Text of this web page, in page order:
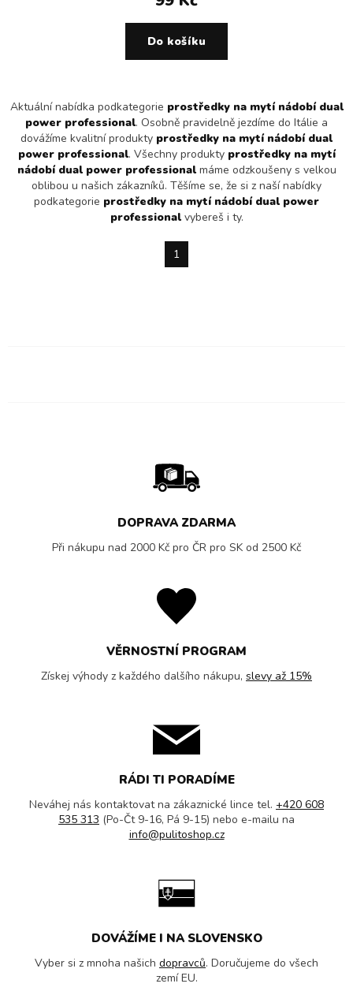
Do košíku
Aktuální nabídka podkategorie prostředky na mytí nádobí dual
power professional. Osobně pravidelně jezdíme do Itálie a
dovážíme kvalitní produkty prostředky na mytí nádobí dual
power professional. Všechny produkty prostředky na mytí
nádobí dual power professionalmáme odzkoušeny s velkou
oblibou u našich zákazníků. Těšíme se, že si z naší nabídky
podkategorie prostředky na mytí nádobí dual power
professionalvybereš i ty.
1
DOPRAVA ZDARMA
Při nákupu nad 2000 Kč pro ČR pro SK od 2500 Kč
VĚRNOSTNÍ PROGRAM
Získej výhody z každého dalšího nákupu, slevy až 15%
RÁDI TI PORADÍME
Neváhej nás kontaktovat na zákaznické lince tel. +420 608
535 313 (Po-Čt 9-16, Pá 9-15) nebo e-mailu na
info@pulitoshop.cz
DOVÁŽÍME I NA SLOVENSKO
Vyber si z mnoha našich dopravců. Doručujeme do všech
zemí EU.